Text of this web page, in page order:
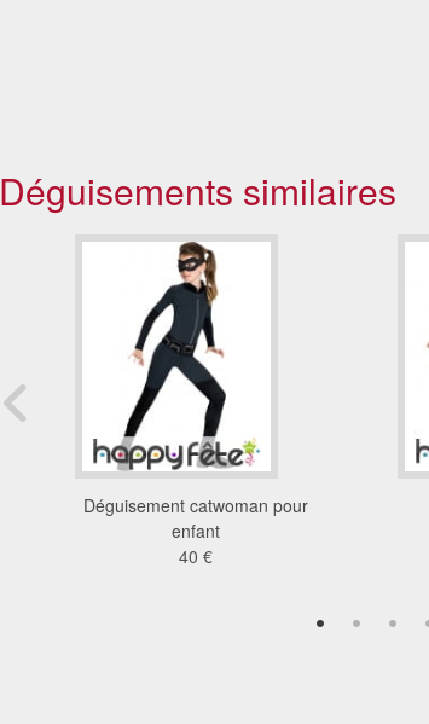
Déguisements similaires
Déguisement catwoman pour
enfant
40 €